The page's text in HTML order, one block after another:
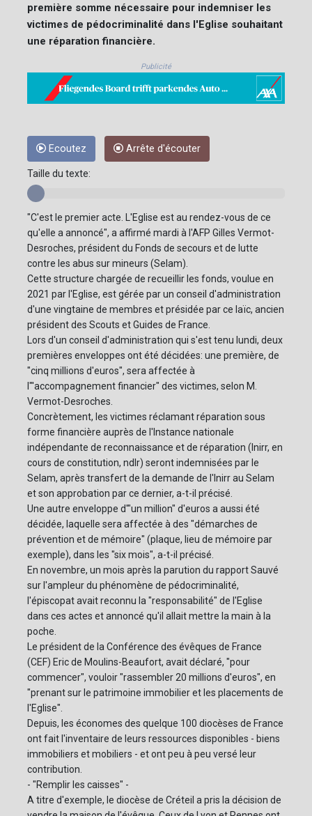
première somme nécessaire pour indemniser les
victimes de pédocriminalité dans l'Eglise souhaitant
une réparation financière.
Publicité
Ecoutez Arrête d'écouter
Taille du texte:
"C'est le premier acte. L'Eglise est au rendez-vous de ce
qu'elle a annoncé", a affirmé mardi à l'AFP Gilles Vermot-
Desroches, président du Fonds de secours et de lutte
contre les abus sur mineurs (Selam).
Cette structure chargée de recueillir les fonds, voulue en
2021 par l'Eglise, est gérée par un conseil d'administration
d'une vingtaine de membres et présidée par ce laïc, ancien
président des Scouts et Guides de France.
Lors d'un conseil d'administration qui s'est tenu lundi, deux
premières enveloppes ont été décidées: une première, de
"cinq millions d'euros", sera affectée à
l"'accompagnement financier" des victimes, selon M.
Vermot-Desroches.
Concrètement, les victimes réclamant réparation sous
forme financière auprès de l'Instance nationale
indépendante de reconnaissance et de réparation (Inirr, en
cours de constitution, ndlr) seront indemnisées par le
Selam, après transfert de la demande de l'Inirr au Selam
et son approbation par ce dernier, a-t-il précisé.
Une autre enveloppe d'"un million" d'euros a aussi été
décidée, laquelle sera affectée à des "démarches de
prévention et de mémoire" (plaque, lieu de mémoire par
exemple), dans les "six mois", a-t-il précisé.
En novembre, un mois après la parution du rapport Sauvé
sur l'ampleur du phénomène de pédocriminalité,
l'épiscopat avait reconnu la "responsabilité" de l'Eglise
dans ces actes et annoncé qu'il allait mettre la main à la
poche.
Le président de la Conférence des évêques de France
(CEF) Eric de Moulins-Beaufort, avait déclaré, "pour
commencer", vouloir "rassembler 20 millions d'euros", en
"prenant sur le patrimoine immobilier et les placements de
l'Eglise".
Depuis, les économes des quelque 100 diocèses de France
ont fait l'inventaire de leurs ressources disponibles - biens
immobiliers et mobiliers - et ont peu à peu versé leur
contribution.
- "Remplir les caisses" -
A titre d'exemple, le diocèse de Créteil a pris la décision de